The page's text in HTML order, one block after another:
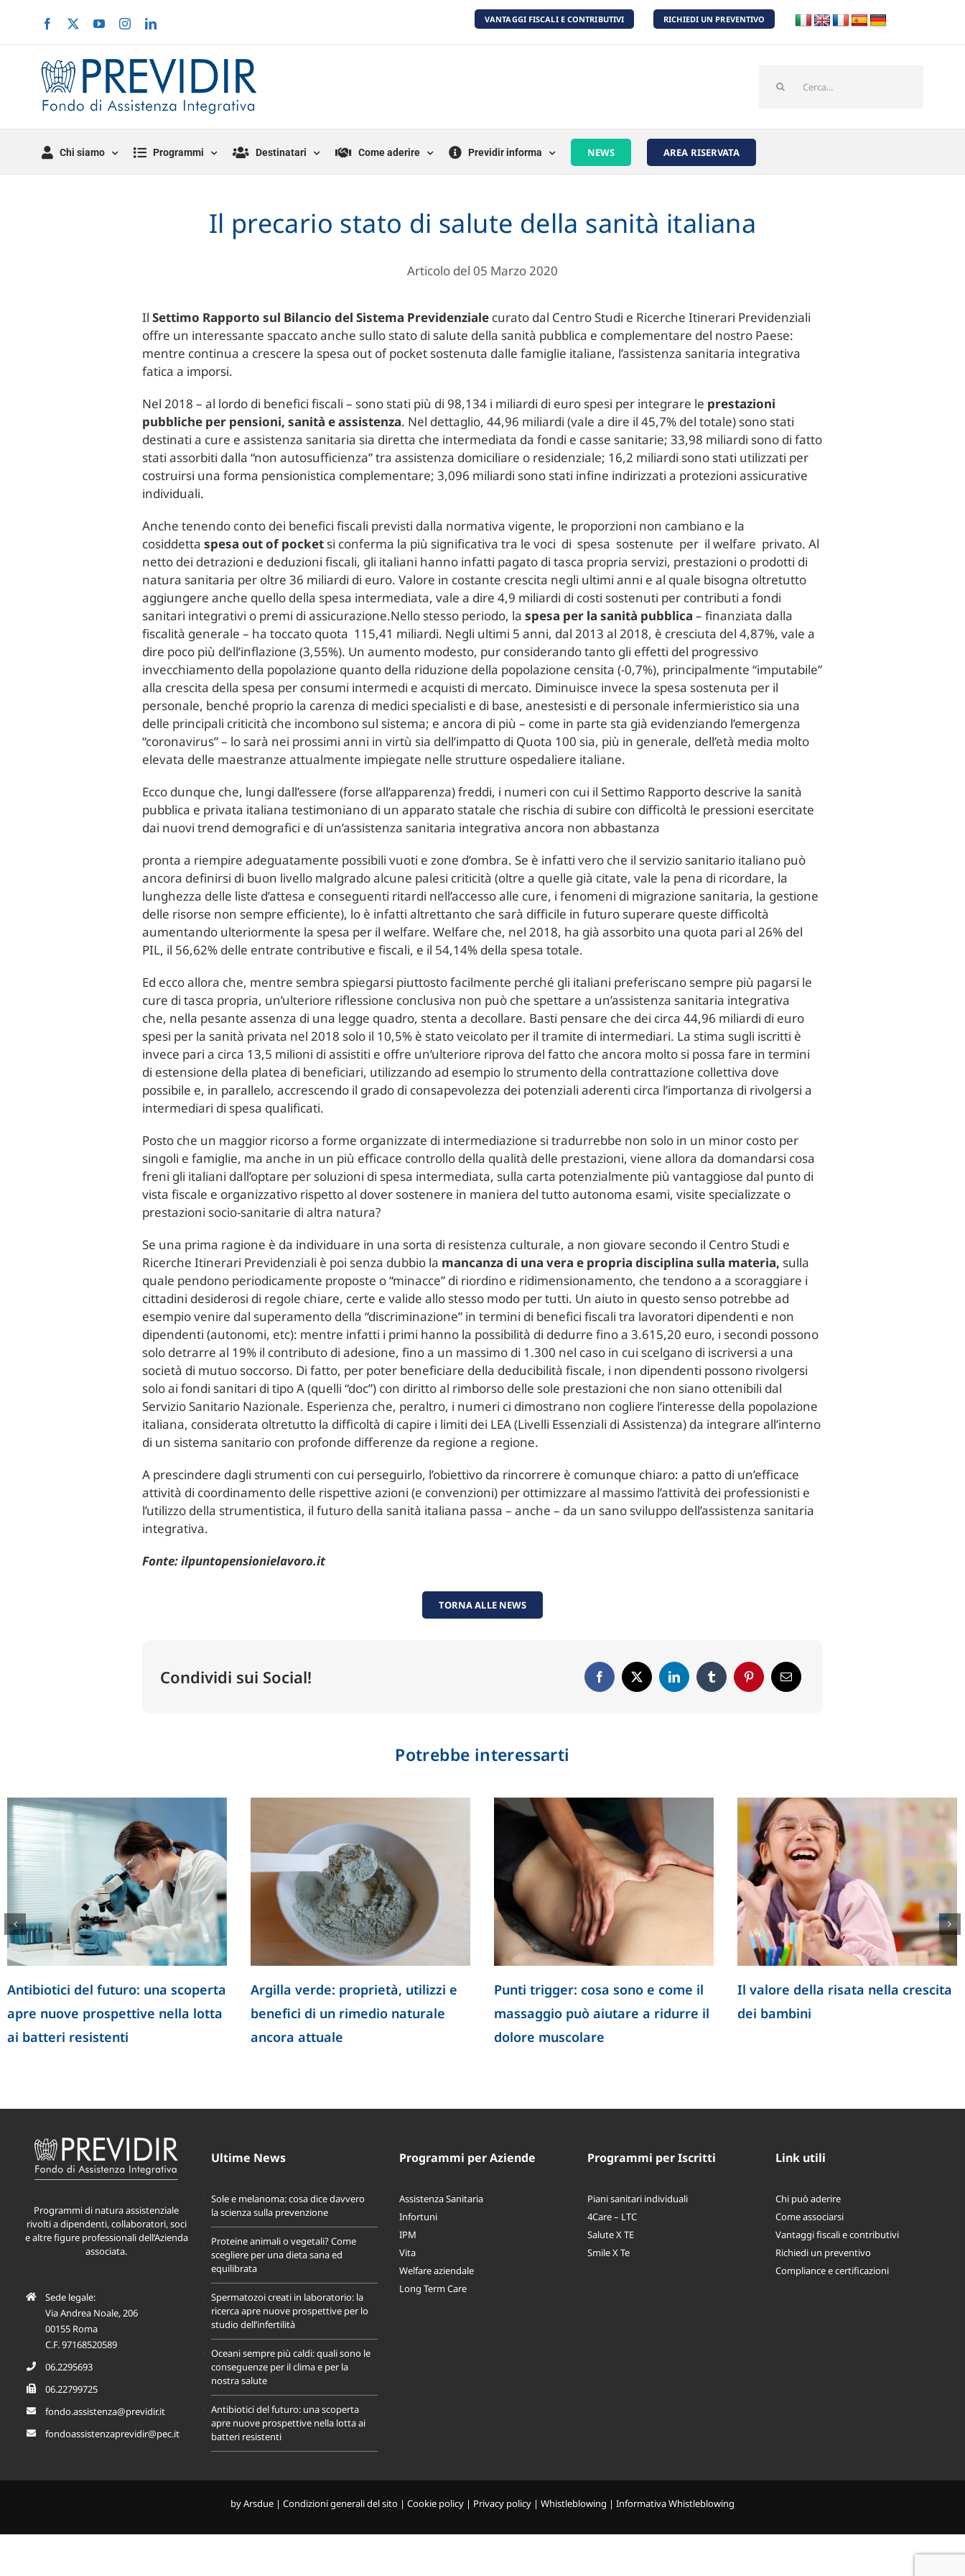
contenuto
Facebook
X YouTubeInstagramLinkedIn VANTAGGI FISCALI E CONTRIBUTIVI RICHIEDI UN PREVENTIVO
per:
Chi siamo Programmi Destinatari Come aderire Previdir informa NEWS AREA RISERVATA
Il precario stato di salute della sanità italiana
Articolo del 05 Marzo 2020
IlSettimo Rapporto sul Bilancio del Sistema Previdenziale curato dal Centro Studi e Ricerche Itinerari Previdenziali
offre un interessante spaccato anche sullo stato di salute della sanità pubblica e complementare del nostro Paese:
mentre continua a crescere la spesa out of pocket sostenuta dalle famiglie italiane, l’assistenza sanitaria integrativa
fatica a imporsi.
Nel 2018 – al lordo di benefici fiscali – sono stati più di 98,134 i miliardi di euro spesi per integrare le prestazioni
pubbliche per pensioni, sanità e assistenza. Nel dettaglio, 44,96 miliardi (vale a dire il 45,7% del totale) sono stati
destinati a cure e assistenza sanitaria sia diretta che intermediata da fondi e casse sanitarie; 33,98 miliardi sono di fatto
stati assorbiti dalla “non autosufficienza” tra assistenza domiciliare o residenziale; 16,2 miliardi sono stati utilizzati per
costruirsi una forma pensionistica complementare; 3,096 miliardi sono stati infine indirizzati a protezioni assicurative
individuali.
Anche tenendo conto dei benefici fiscali previsti dalla normativa vigente, le proporzioni non cambiano e la
cosiddettaspesa out of pocket si conferma la più significativa tra le voci di spesa sostenute per il welfare privato. Al
netto dei detrazioni e deduzioni fiscali, gli italiani hanno infatti pagato di tasca propria servizi, prestazioni o prodotti di
natura sanitaria per oltre 36 miliardi di euro. Valore in costante crescita negli ultimi anni e al quale bisogna oltretutto
aggiungere anche quello della spesa intermediata, vale a dire 4,9 miliardi di costi sostenuti per contributi a fondi
sanitari integrativi o premi di assicurazione.Nello stesso periodo, laspesa per la sanità pubblica – finanziata dalla
fiscalità generale – ha toccato quota 115,41 miliardi. Negli ultimi 5 anni, dal 2013 al 2018, è cresciuta del 4,87%, vale a
dire poco più dell’inflazione (3,55%). Un aumento modesto, pur considerando tanto gli effetti del progressivo
invecchiamento della popolazione quanto della riduzione della popolazione censita (-0,7%), principalmente “imputabile”
alla crescita della spesa per consumi intermedi e acquisti di mercato. Diminuisce invece la spesa sostenuta per il
personale, benché proprio la carenza di medici specialisti e di base, anestesisti e di personale infermieristico sia una
delle principali criticità che incombono sul sistema; e ancora di più – come in parte sta già evidenziando l’emergenza
“coronavirus” – lo sarà nei prossimi anni in virtù sia dell’impatto di Quota 100 sia, più in generale, dell’età media molto
elevata delle maestranze attualmente impiegate nelle strutture ospedaliere italiane.
Ecco dunque che, lungi dall’essere (forse all’apparenza) freddi, i numeri con cui il Settimo Rapporto descrive la sanità
pubblica e privata italiana testimoniano di un apparato statale che rischia di subire con difficoltà le pressioni esercitate
dai nuovi trend demografici e di un’assistenza sanitaria integrativa ancora non abbastanza
pronta a riempire adeguatamente possibili vuoti e zone d’ombra. Se è infatti vero che il servizio sanitario italiano può
ancora definirsi di buon livello malgrado alcune palesi criticità (oltre a quelle già citate, vale la pena di ricordare, la
lunghezza delle liste d’attesa e conseguenti ritardi nell’accesso alle cure, i fenomeni di migrazione sanitaria, la gestione
delle risorse non sempre efficiente), lo è infatti altrettanto che sarà difficile in futuro superare queste difficoltà
aumentando ulteriormente la spesa per il welfare. Welfare che, nel 2018, ha già assorbito una quota pari al 26% del
PIL, il 56,62% delle entrate contributive e fiscali, e il 54,14% della spesa totale.
Ed ecco allora che, mentre sembra spiegarsi piuttosto facilmente perché gli italiani preferiscano sempre più pagarsi le
cure di tasca propria, un’ulteriore riflessione conclusiva non può che spettare a un’assistenza sanitaria integrativa
che, nella pesante assenza di una legge quadro, stenta a decollare. Basti pensare che dei circa 44,96 miliardi di euro
spesi per la sanità privata nel 2018 solo il 10,5% è stato veicolato per il tramite di intermediari. La stima sugli iscritti è
invece pari a circa 13,5 milioni di assistiti e offre un’ulteriore riprova del fatto che ancora molto si possa fare in termini
di estensione della platea di beneficiari, utilizzando ad esempio lo strumento della contrattazione collettiva dove
possibile e, in parallelo, accrescendo il grado di consapevolezza dei potenziali aderenti circa l’importanza di rivolgersi a
intermediari di spesa qualificati.
Posto che un maggior ricorso a forme organizzate di intermediazione si tradurrebbe non solo in un minor costo per
singoli e famiglie, ma anche in un più efficace controllo della qualità delle prestazioni, viene allora da domandarsi cosa
freni gli italiani dall’optare per soluzioni di spesa intermediata, sulla carta potenzialmente più vantaggiose dal punto di
vista fiscale e organizzativo rispetto al dover sostenere in maniera del tutto autonoma esami, visite specializzate o
prestazioni socio-sanitarie di altra natura?
Se una prima ragione è da individuare in una sorta di resistenza culturale, a non giovare secondo il Centro Studi e
Ricerche Itinerari Previdenziali è poi senza dubbio la mancanza di una vera e propria disciplina sulla materia, sulla
quale pendono periodicamente proposte o “minacce” di riordino e ridimensionamento, che tendono a a scoraggiare i
cittadini desiderosi di regole chiare, certe e valide allo stesso modo per tutti. Un aiuto in questo senso potrebbe ad
esempio venire dal superamento della “discriminazione” in termini di benefici fiscali tra lavoratori dipendenti e non
dipendenti (autonomi, etc): mentre infatti i primi hanno la possibilità di dedurre fino a 3.615,20 euro, i secondi possono
solo detrarre al 19% il contributo di adesione, fino a un massimo di 1.300 nel caso in cui scelgano di iscriversi a una
società di mutuo soccorso. Di fatto, per poter beneficiare della deducibilità fiscale, i non dipendenti possono rivolgersi
solo ai fondi sanitari di tipo A (quelli “doc”) con diritto al rimborso delle sole prestazioni che non siano ottenibili dal
Servizio Sanitario Nazionale. Esperienza che, peraltro, i numeri ci dimostrano non cogliere l’interesse della popolazione
italiana, considerata oltretutto la difficoltà di capire i limiti dei LEA (Livelli Essenziali di Assistenza) da integrare all’interno
di un sistema sanitario con profonde differenze da regione a regione.
A prescindere dagli strumenti con cui perseguirlo, l’obiettivo da rincorrere è comunque chiaro: a patto di un’efficace
attività di coordinamento delle rispettive azioni (e convenzioni) per ottimizzare al massimo l’attività dei professionisti e
l’utilizzo della strumentistica, il futuro della sanità italiana passa – anche – da un sano sviluppo dell’assistenza sanitaria
integrativa.
Fonte: ilpuntopensionielavoro.it
TORNA ALLE NEWS
Condividi sui Social!
Potrebbe interessarti
Antibiotici del futuro: una scoperta
apre nuove prospettive nella lotta
ai batteri resistenti
Argilla verde: proprietà, utilizzi e
benefici di un rimedio naturale
ancora attuale
Punti trigger: cosa sono e come il
massaggio può aiutare a ridurre il
dolore muscolare
Il valore della risata nella crescita
dei bambini
Programmi di natura assistenziale
rivolti a dipendenti, collaboratori, soci
e altre figure professionali dell’Azienda
associata.
Sede legale:
Via Andrea Noale, 206
00155 Roma
C.F. 97168520589
06.2295693
06.22799725
fondo.assistenza@previdir.it
fondoassistenzaprevidir@pec.it
Ultime News
Sole e melanoma: cosa dice davvero
la scienza sulla prevenzione
Proteine animali o vegetali? Come
scegliere per una dieta sana ed
equilibrata
Spermatozoi creati in laboratorio: la
ricerca apre nuove prospettive per lo
studio dell’infertilità
Oceani sempre più caldi: quali sono le
conseguenze per il clima e per la
nostra salute
Antibiotici del futuro: una scoperta
apre nuove prospettive nella lotta ai
batteri resistenti
Programmi per Aziende
Assistenza Sanitaria
Infortuni
IPM
Vita
Welfare aziendale
Long Term Care
Programmi per Iscritti
Piani sanitari individuali
4Care – LTC
Salute X TE
Smile X Te
Link utili
Chi può aderire
Come associarsi
Vantaggi fiscali e contributivi
Richiedi un preventivo
Compliance e certificazioni
byArsdue | Condizioni generali del sito | Cookie policy | Privacy policy | Whistleblowing | Informativa Whistleblowing